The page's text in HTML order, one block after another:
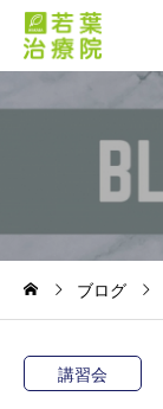
ブログ
講習会